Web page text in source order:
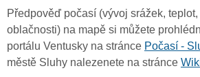
Předpověď počasí (vývoj srážek,
oblačnosti) na mapě si můžete
portálu Ventusky na stránce Počasí -
městě Sluhy nalezenete na stránce